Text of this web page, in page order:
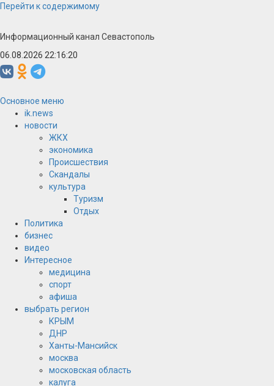
Перейти к содержимому
Информационный канал Севастополь
06.08.2026 22:16:21
Основное меню
ik.news
новости
ЖКХ
экономика
Происшествия
Скандалы
культура
Туризм
Отдых
Политика
бизнес
видео
Интересное
медицина
спорт
афиша
выбрать регион
КРЫМ
ДНР
Ханты-Мансийск
москва
московская область
калуга